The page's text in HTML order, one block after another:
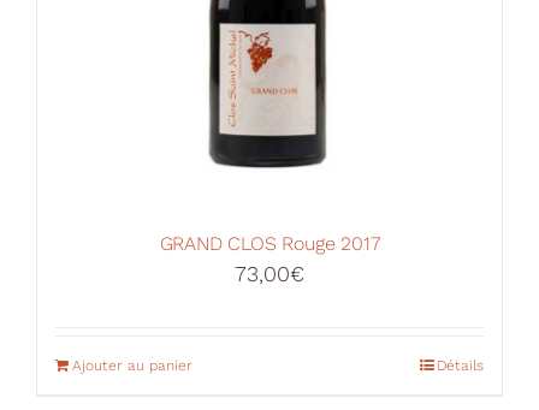
GRAND CLOS Rouge 2017
73,00€
Ajouter au panier Détails